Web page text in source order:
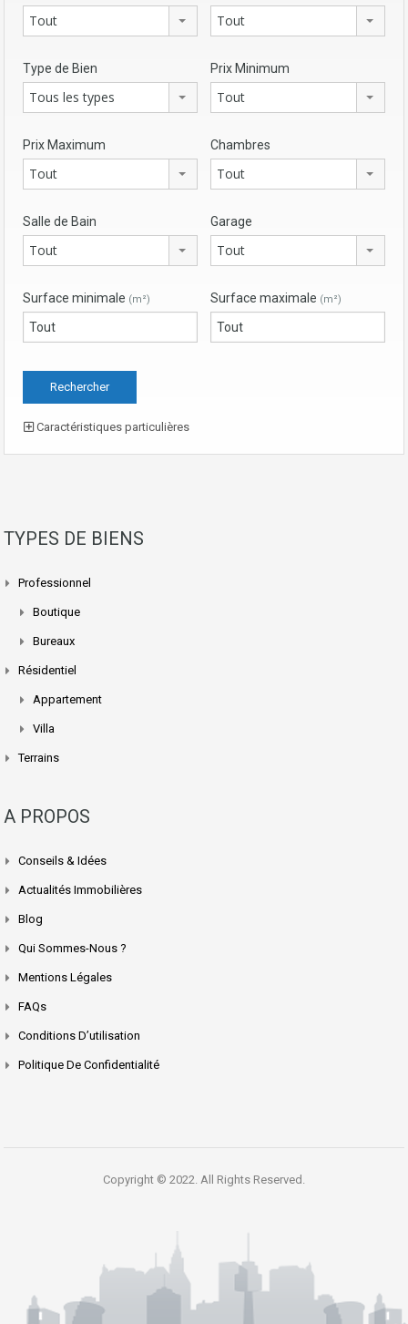
Tout Tout
Type de Bien
Tous les types
Prix Minimum
Tout
Prix Maximum
Tout
Chambres
Tout
Salle de Bain
Tout
Garage
Tout
Surface minimale (m²) Surface maximale (m²)
Caractéristiques particulières
TYPES DE BIENS
Professionnel
Boutique
Bureaux
Résidentiel
Appartement
Villa
Terrains
A PROPOS
Conseils & Idées
Actualités Immobilières
Blog
Qui Sommes-Nous ?
Mentions Légales
FAQs
Conditions D’utilisation
Politique De Confidentialité
Copyright © 2022. All Rights Reserved.